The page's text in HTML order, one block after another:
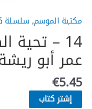
مكتبة الموسم, سلسلة
14 –
عمر أبو
€5.45
إشتر كتاب